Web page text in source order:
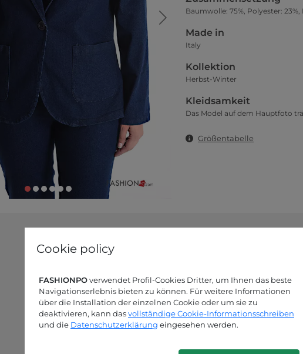
Cookie policy
FASHIONPOverwendet Profil-Cookies Dritter, um Ihnen das beste
Navigationserlebnis bieten zu können. Für weitere Informationen
über die Installation der einzelnen Cookie oder um sie zu
deaktivieren, kann dasvollständige Cookie-Informationsschreiben
und die Datenschutzerklärung eingesehen werden.
Baumwolle: 75%, Polyester: 23%,
Made in
Italy
Kollektion
Herbst-Winter
Kleidsamkeit
Das Model auf dem Hauptfoto
Größentabelle